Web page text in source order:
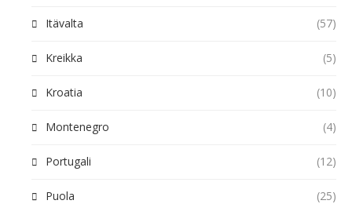
Itävalta (57)
Kreikka (5)
Kroatia (10)
Montenegro (4)
Portugali (12)
Puola (25)